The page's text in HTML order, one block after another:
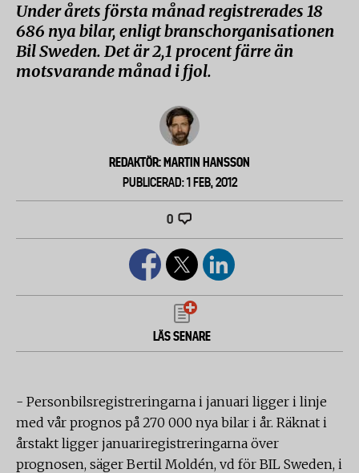
Under årets första månad registrerades 18
686 nya bilar, enligt branschorganisationen
Bil Sweden. Det är 2,1 procent färre än
motsvarande månad i fjol.
REDAKTÖR: MARTIN HANSSON
PUBLICERAD: 1 FEB, 2012
0
LÄS SENARE
- Personbilsregistreringarna i januari ligger i linje
med vår prognos på 270 000 nya bilar i år. Räknat i
årstakt ligger januariregistreringarna över
prognosen, säger Bertil Moldén, vd för BIL Sweden, i